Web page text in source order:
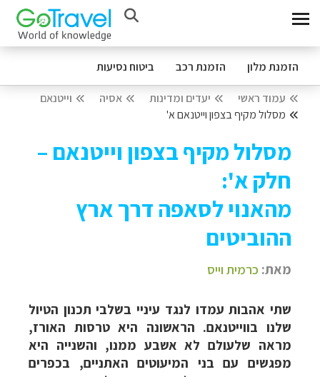
הזמנת מלון הזמנת רכב ביטוח נסיעות
עמוד ראשי יעדים ומדינות אסיה
וייטנאם
מסלול מקיף בצפון וייטנאם א'
מסלול מקיף בצפון וייטנאם –
חלק א':
מהאנוי לסאפה דרך ארץ
ההוביטים
מאת: כרמית וייס
שתי אהבות עמדו לנגד עיניי בשלבי תכנון הטיול
שלנו בווייטנאם. הראשונה היא טרסות האורז,
מראה שלעולם לא אשבע ממנו, והשנייה היא
מפגשים עם בני המיעוטים האתניים, בכפרים